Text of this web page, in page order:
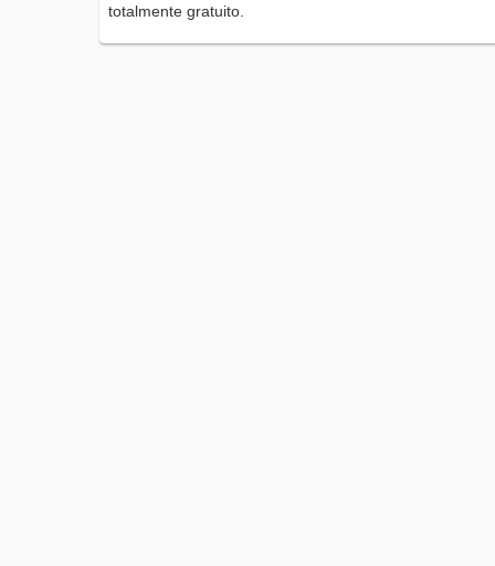
totalmente gratuito.